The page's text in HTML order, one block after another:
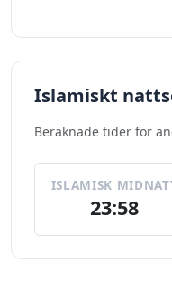
Islamiskt
Beräknade tider för
ISLAMISK
23:58